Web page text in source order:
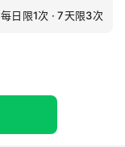
每日限1次 · 7天限3次